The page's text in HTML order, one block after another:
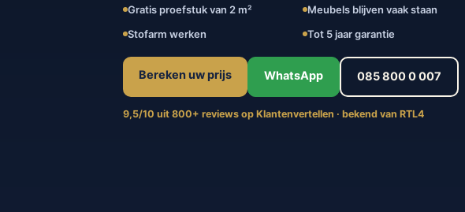
Gratis proefstuk van 2 m²
Meubels blijven vaak staan
Stofarm werken
Tot 5 jaar garantie
Bereken uw prijs WhatsApp 085 800 0 007
9,5/10 uit 800+ reviews op Klantenvertellen · bekend van RTL4